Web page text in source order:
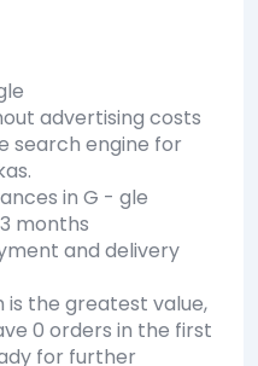
advertising costs
search engine for
in G - gle
months
and delivery
the greatest value,
0 orders in the first
for further